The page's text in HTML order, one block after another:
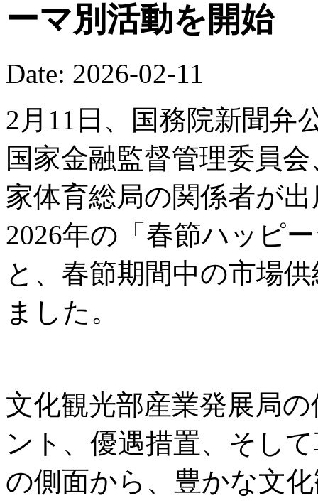
ーマ別活動を開始
Date: 2026-02-11
2月11日、国務院新聞弁
国家金融監督管理委員
家体育総局の関係者が
2026年の「春節ハッピ
と、春節期間中の市場
ました。
文化観光部産業発展局
ント、優遇措置、そし
の側面から、豊かな文